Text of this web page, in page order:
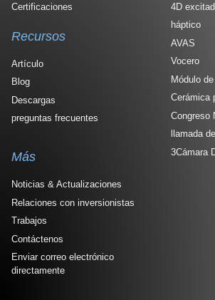
Certificaciones
4D
háptico
AVAS
Vocero
Módulo
Cerámica
Congreso
llamada
3Cámara
Recursos
Artículo
Blog
Descargas
preguntas frecuentes
Más
Noticias & Actualizaciones
Relaciones con inversionistas
Trabajos
Contáctenos
Enviar correo electrónico
directamente